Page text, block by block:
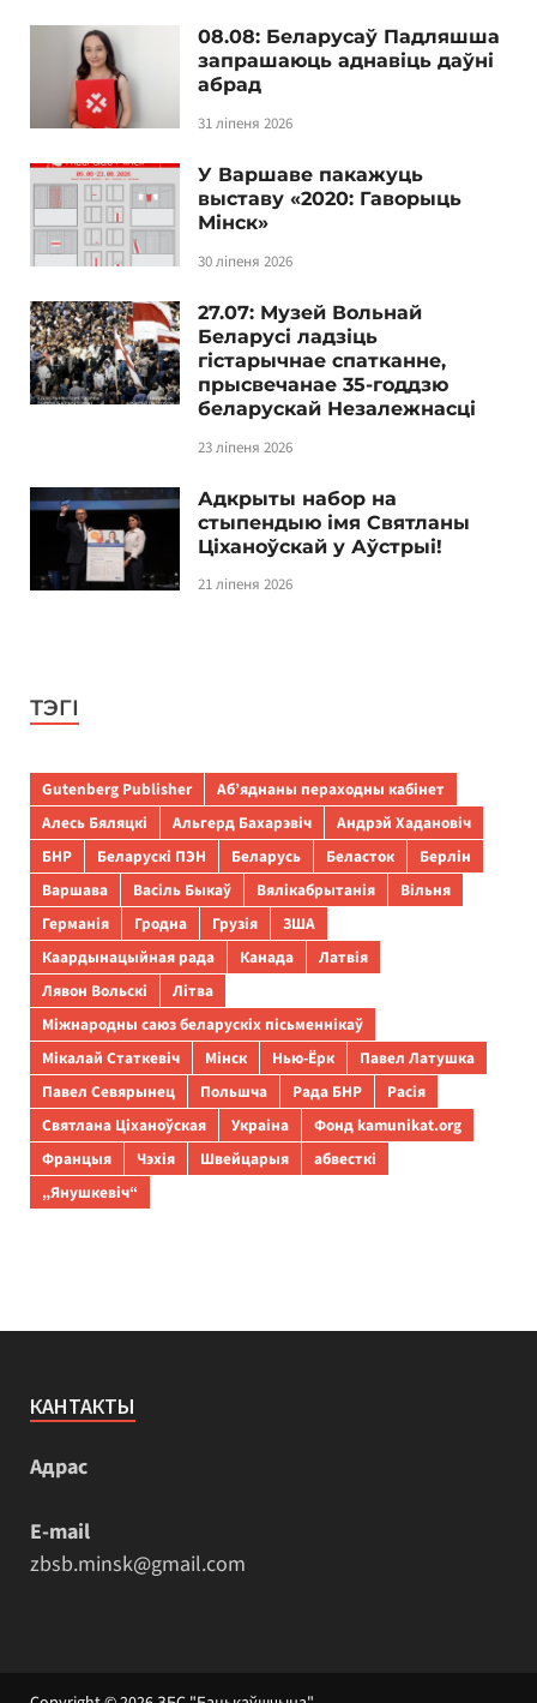
08.08: Беларусаў Падляшша
запрашаюць аднавіць даўні
абрад
31 ліпеня 2026
У Варшаве пакажуць
выставу «2020: Гаворыць
Мінск»
30 ліпеня 2026
27.07: Музей Вольнай
Беларусі ладзіць
гістарычнае спатканне,
прысвечанае 35-годдзю
беларускай Незалежнасці
23 ліпеня 2026
Адкрыты набор на
стыпендыю імя Святланы
Ціханоўскай у Аўстрыі!
21 ліпеня 2026
ТЭГІ
Gutenberg Publisher
Аб’яднаны пераходны кабінет
Алесь Бяляцкі
Альгерд Бахарэвіч
Андрэй Хадановіч
БНР
Беларускі ПЭН Беларусь Беласток
Берлін
Варшава
Васіль Быкаў Вялікабрытанія
Вільня
Германія
Гродна Грузія
ЗША
Каардынацыйная рада
Канада
Латвія
Лявон Вольскі
Літва
Міжнародны саюз беларускіх пісьменнікаў
Мікалай Статкевіч
Мінск Нью-Ёрк
Павел Латушка
Павел Севярынец
Польшча Рада БНР
Расія
Святлана Ціханоўская
Украіна
Фонд kamunikat.org
Францыя
Чэхія Швейцарыя
абвесткі
„Янушкевіч“
КАНТАКТЫ
Адрас
E-mail
zbsb.minsk@gmail.com